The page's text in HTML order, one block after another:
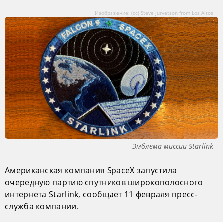
Изображение: (cc) Steve Jurvetson from Los Altos
Эмблема миссии Starlink
Американская компания SpaceX запустила
очередную партию спутников широкополосного
интернета Starlink, сообщает 11 февраля пресс-
служба компании.